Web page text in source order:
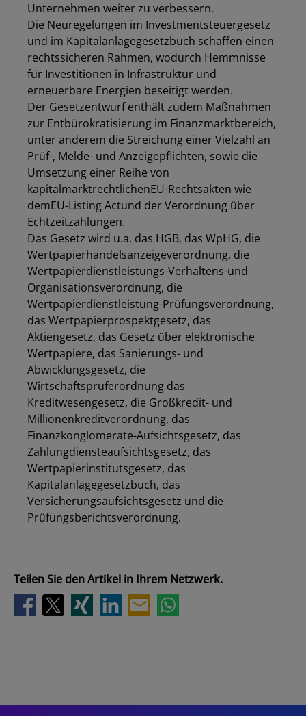
Unternehmen weiter zu verbessern.
Die Neuregelungen im Investmentsteuergesetz
und im Kapitalanlagegesetzbuch schaffen einen
rechtssicheren Rahmen, wodurch Hemmnisse
für Investitionen in Infrastruktur und
erneuerbare Energien beseitigt werden.
Der Gesetzentwurf enthält zudem Maßnahmen
zur Entbürokratisierung im Finanzmarktbereich,
unter anderem die Streichung einer Vielzahl an
Prüf-, Melde- und Anzeigepflichten, sowie die
Umsetzung einer Reihe von
kapitalmarktrechtlichenEU-Rechtsakten wie
demEU-Listing Actund der Verordnung über
Echtzeitzahlungen.
Das Gesetz wird u.a. das HGB, das WpHG, die
Wertpapierhandelsanzeigeverordnung, die
Wertpapierdienstleistungs-Verhaltens-und
Organisationsverordnung, die
Wertpapierdienstleistung-Prüfungsverordnung,
das Wertpapierprospektgesetz, das
Aktiengesetz, das Gesetz über elektronische
Wertpapiere, das Sanierungs- und
Abwicklungsgesetz, die
Wirtschaftsprüferordnung das
Kreditwesengesetz, die Großkredit- und
Millionenkreditverordnung, das
Finanzkonglomerate-Aufsichtsgesetz, das
Zahlungdiensteaufsichtsgesetz, das
Wertpapierinstitutsgesetz, das
Kapitalanlagegesetzbuch, das
Versicherungsaufsichtsgesetz und die
Prüfungsberichtsverordnung.
Teilen Sie den Artikel in Ihrem Netzwerk.